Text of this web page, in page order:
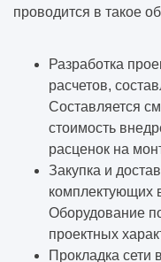
проводится в такое
Разработка
расчетов,
Составляется
стоимость
расценок на
Закупка и
комплектующих
Оборудование
проектных
Прокладка сети